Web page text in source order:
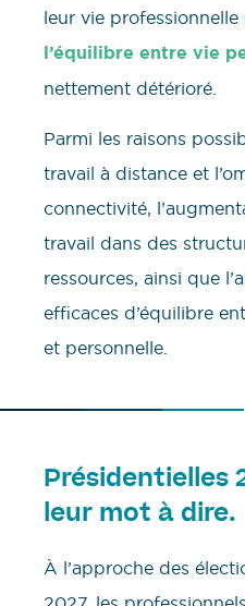
leur vie
l’équilibre entre vie
nettement détérioré.
Parmi les raisons
travail à distance et
connectivité,
travail dans des
ressources, ainsi que
efficaces d’équilibre
et personnelle.
Présidentielles
leur mot à dire.
À l’approche des